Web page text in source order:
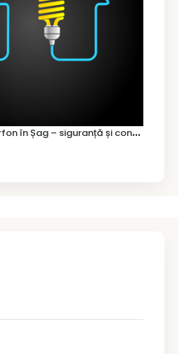
M
ontaj videointerfon în Șag – siguranță și control pentru locuința ta